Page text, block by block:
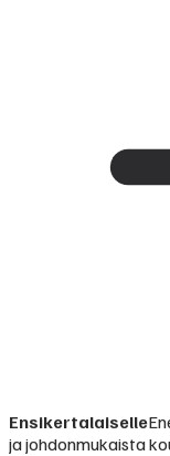
Ensikertalaiselle
ja johdonmukaista